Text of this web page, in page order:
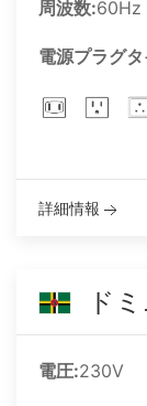
周波数:60Hz
電源プラグ
詳細情報
ド
電圧:230V